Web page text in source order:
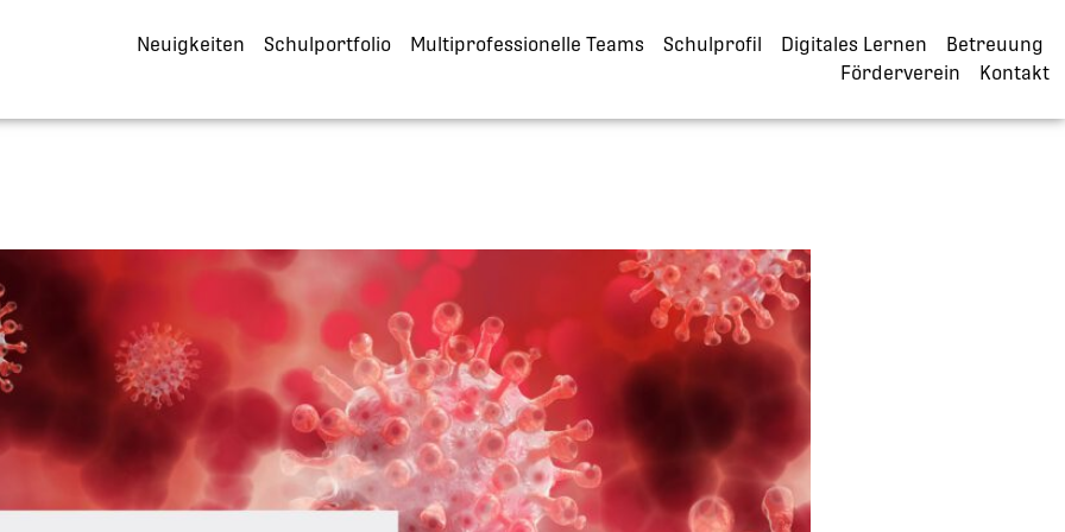
Neuigkeiten Schulportfolio Multiprofessionelle Teams Schulprofil Digitales Lernen
Betreuung
Förderverein
Kontakt